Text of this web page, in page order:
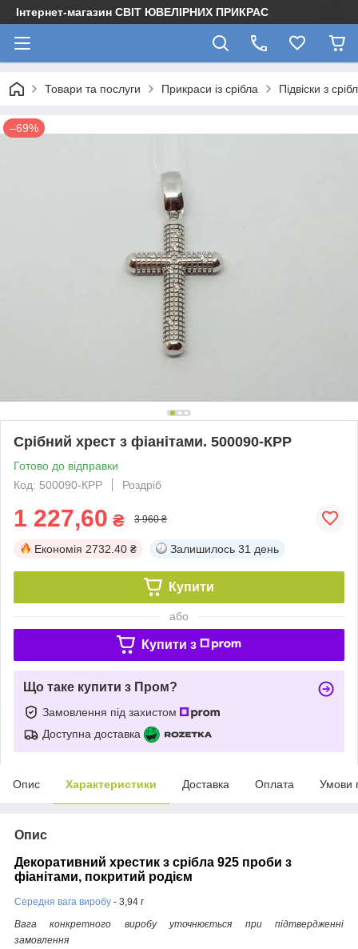
Інтернет-магазин СВІТ ЮВЕЛІРНИХ ПРИКРАС
Товари та послуги Прикраси із срібла Підвіски з
–69%
Срібний хрест з фіанітами. 500090-КРР
Готово до відправки
Код: 500090-КРР
Роздріб
1 227,60 ₴ 3 960 ₴
Економія 2732.40 ₴ Залишилось 31 день
Купити
або
Купити з
Що таке купити з Пром?
Замовлення під захистом
Доступна доставка
Опис Характеристики Доставка Оплата Умови
Опис
Декоративний хрестик з срібла 925 проби з
фіанітами, покритий родієм
Середня вага виробу - 3,94 г
Вага конкретного виробу уточнюється при підтвердженні
замовлення